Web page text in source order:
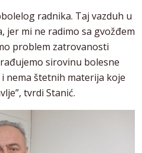
radnika. Taj vazduh u
jer mi ne radimo sa gvožđem
problem zatrovanosti
sirovinu bolesne
nema štetnih materija koje
tvrdi Stanić.